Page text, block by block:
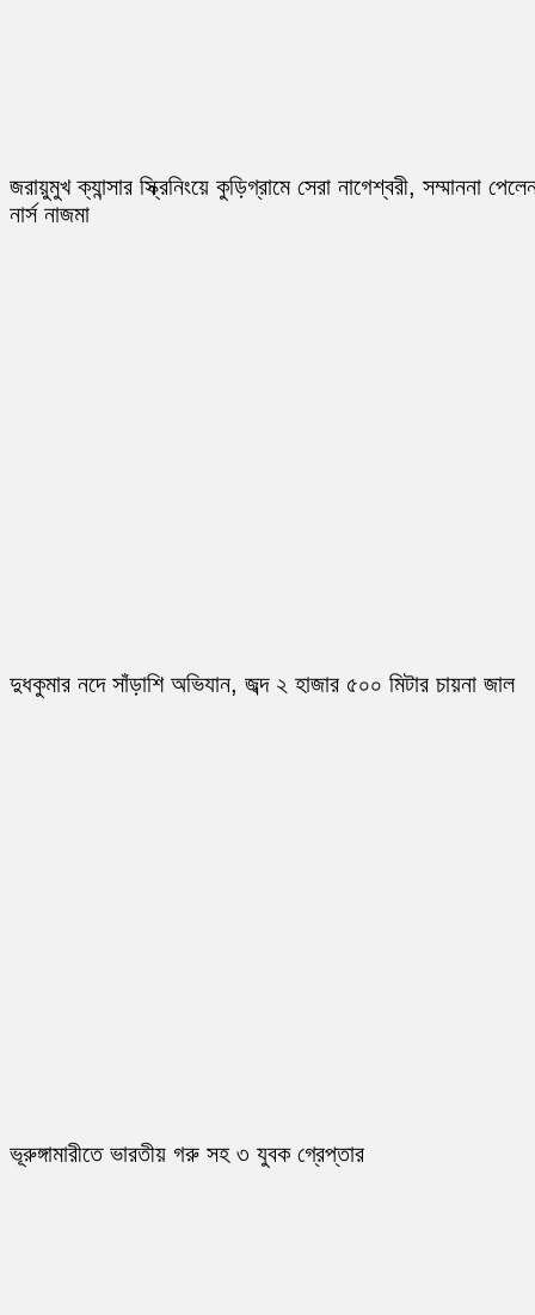
জরায়ুমুখ ক্যান্সার স্ক্রিনিংয়ে কুড়িগ্রামে সেরা নাগেশ্বরী, সম্মাননা
নার্স নাজমা
দুধকুমার নদে সাঁড়াশি অভিযান, জব্দ ২ হাজার ৫০০ মিটার চায়না জাল
ভূরুঙ্গামারীতে ভারতীয় গরু সহ ৩ যুবক গ্রেপ্তার